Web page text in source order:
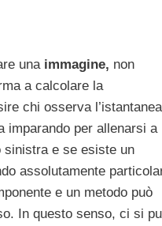
unaimmagine, non
a calcolare la
chi osserva l’istantanea
imparando per allenarsi a
e se esiste un
assolutamente
e un metodo può
In questo senso, ci si